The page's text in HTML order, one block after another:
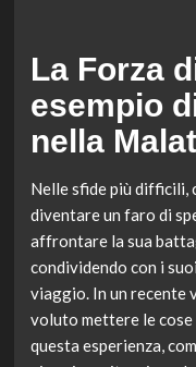
La Forza
esempio
nella
Nelle sfide più difficili,
diventare un faro di
affrontare la sua
condividendo con i
viaggio. In un recente
voluto mettere le
questa esperienza,